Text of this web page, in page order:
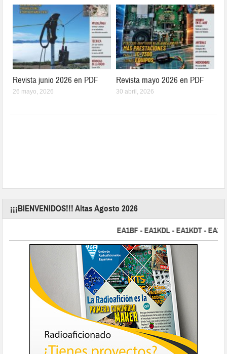
Revista junio 2026 en PDF
26 mayo, 2026
Revista mayo 2026 en PDF
30 abril, 2026
¡¡¡BIENVENIDOS!!! Altas Agosto 2026
EA1BF - EA1KDL - EA1KDT - EA2FBJ